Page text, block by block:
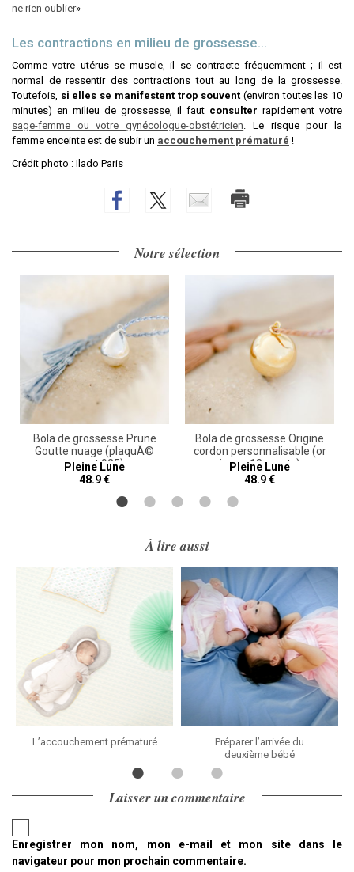
ne rien oublier»
Les contractions en milieu de grossesse…
Comme votre utérus se muscle, il se contracte fréquemment ; il est
normal de ressentir des contractions tout au long de la grossesse.
Toutefois, si elles se manifestent trop souvent (environ toutes les 10
minutes) en milieu de grossesse, il faut consulter rapidement votre
sage-femme ou votre gynécologue-obstétricien . Le risque pour la
femme enceinte est de subir un accouchement prématuré !
Crédit photo : Ilado Paris
Notre sélection
Bola de grossesse Prune
Goutte nuage (plaquÃ©
argent 925)
Pleine Lune
48.9 €
Bola de grossesse Origine
cordon personnalisable (or
jaune 18 carats)
Pleine Lune
48.9 €
À lire aussi
L’accouchement prématuré
Préparer l’arrivée du
deuxième bébé
Laisser un commentaire
Enregistrer mon nom, mon e-mail et mon site dans le
navigateur pour mon prochain commentaire.